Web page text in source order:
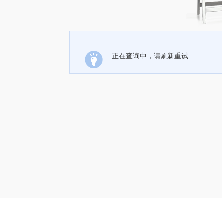
正在查询中，请刷新重试